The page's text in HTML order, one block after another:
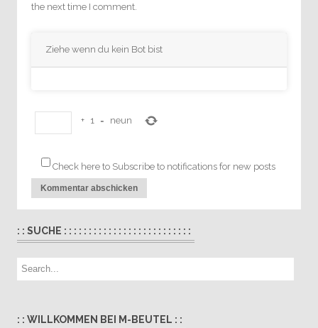
the next time I comment.
Ziehe wenn du kein Bot bist
+ 1 = neun
Check here to Subscribe to notifications for new posts
: : SUCHE : : : : : : : : : : : : : : : : : : : : : : : : : :
: : WILLKOMMEN BEI M-BEUTEL : :